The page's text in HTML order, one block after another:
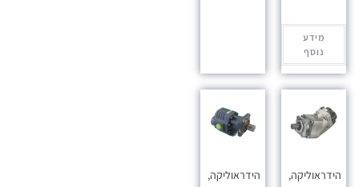
מידע
נוסף
הידראוליקה,
הידראוליקה,